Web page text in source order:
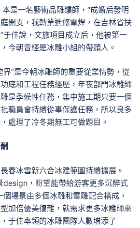
是一名藝術品雕鏤師，“成婚后發明
開支，我轉業進修電焊，在吉林省扶
于佳說，文旅項目成立后，他被第一
今朝曾經是冰雕小組的帶頭人。
界”是今朝冰雕師的重要從業情勢，從
底和工程任務經歷，年夜部門冰雕師
是季候性任務，集中施工期只要一個
職員會持續從事保護任務，所以良多
處理了冷冬期無工可做題目。
春冰雪新六合冰建範圍持續擴展。
design，盼望能帶給游客更多沉醉式
場景由多個冰雕和雪雕配合構成，
加倍優美復雜，就需求更多冰雕師來
于佳率領的冰雕團隊人數增添了